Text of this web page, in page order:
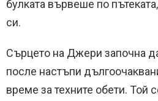
булката вървеше по
си.
Сърцето на Джери започна
после настъпи
време за техните обети. Той